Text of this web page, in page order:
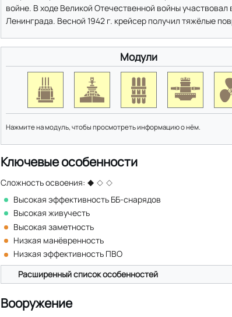
войне. В ходе Великой Отечественной войны
Ленинграда. Весной 1942 г. крейсер получил тяжёлые
Модули
Нажмите на модуль, чтобы просмотреть информацию о нём.
Ключевые особенности
Сложность освоения:
Высокая эффективность ББ-снарядов
Высокая живучесть
Высокая заметность
Низкая манёвренность
Низкая эффективность ПВО
Расширенный список особенностей
Вооружение